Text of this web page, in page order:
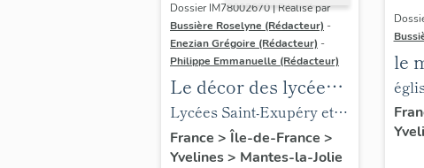
Dossier IM78002670 | Réalisé par
Bussière Roselyne (Rédacteur) -
Enezian Grégoire (Rédacteur) -
Philippe Emmanuelle (Rédacteur)
Le décor des lycées
de Mantes
Lycées Saint-Exupéry et
Jean Rostand
France > Île-de-France >
Yvelines> Mantes-la-Jolie
le